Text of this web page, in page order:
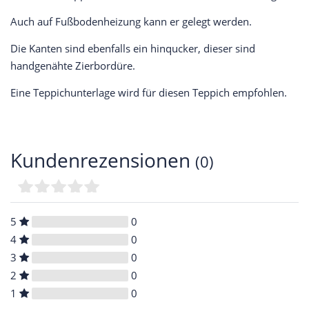
Auch auf Fußbodenheizung kann er gelegt werden.
Die Kanten sind ebenfalls ein hinqucker, dieser sind
handgenähte Zierbordüre.
Eine Teppichunterlage wird für diesen Teppich empfohlen.
Kundenrezensionen (0)
5
0
4
0
3
0
2
0
1
0